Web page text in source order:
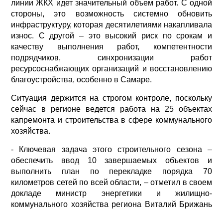
линии ЖКХ идет значительный объем работ. С одной
стороны, это возможность системно обновить
инфраструктуру, которая десятилетиями накапливала
износ. С другой – это высокий риск по срокам и
качеству выполнения работ, компетентности
подрядчиков, синхронизации работ
ресурсоснабжающих организаций и восстановлению
благоустройства, особенно в Самаре.
Ситуация держится на строгом контроле, поскольку
сейчас в регионе ведется работа на 25 объектах
капремонта и строительства в сфере коммунального
хозяйства.
- Ключевая задача этого строительного сезона –
обеспечить ввод 10 завершаемых объектов и
выполнить план по перекладке порядка 70
километров сетей по всей области, – отметил в своем
докладе министр энергетики и жилищно-
коммунального хозяйства региона Виталий Брижань